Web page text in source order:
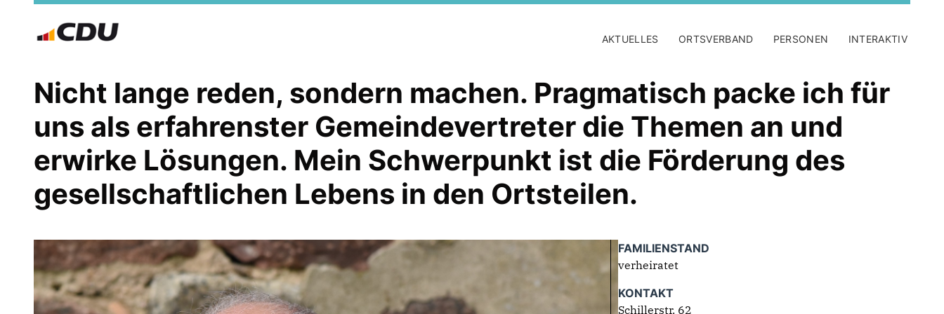
AKTUELLES ORTSVERBAND PERSONEN INTERAKTIV
Nicht lange reden, sondern machen. Pragmatisch packe ich für
uns als erfahrenster Gemeindevertreter die Themen an und
erwirke Lösungen. Mein Schwerpunkt ist die Förderung des
gesellschaftlichen Lebens in den Ortsteilen.
FAMILIENSTAND
verheiratet
KONTAKT
Schillerstr. 62